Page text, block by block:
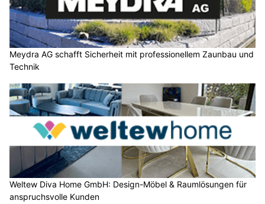
Meydra AG schafft Sicherheit mit professionellem Zaunbau und
Technik
Weltew Diva Home GmbH: Design-Möbel & Raumlösungen für
anspruchsvolle Kunden